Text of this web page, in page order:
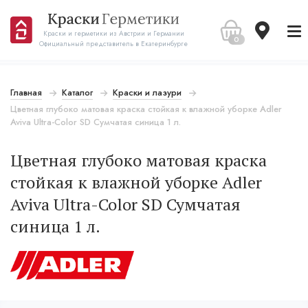
Краски и герметики из Австрии и Германии
Официальный представитель в Екатеринбурге
0
Главная Каталог
Краски и лазури
Цветная глубоко матовая краска стойкая к влажной уборке Adler
Aviva Ultra-Color SD Сумчатая синица 1 л.
Цветная глубоко матовая краска
стойкая к влажной уборке Adler
Aviva Ultra-Color SD Сумчатая
синица 1 л.